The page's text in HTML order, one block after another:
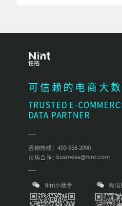
可信赖的电商大
TRUSTED E-
DATA PARTNER
咨询热线：400-668-2090
市场合作：
Nint小助手 微信